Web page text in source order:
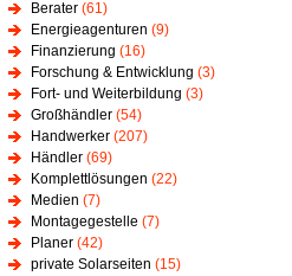
Berater (61)
Energieagenturen (9)
Finanzierung (16)
Forschung & Entwicklung (3)
Fort- und Weiterbildung (3)
Großhändler (54)
Handwerker (207)
Händler (69)
Komplettlösungen (22)
Medien (7)
Montagegestelle (7)
Planer (42)
private Solarseiten (15)